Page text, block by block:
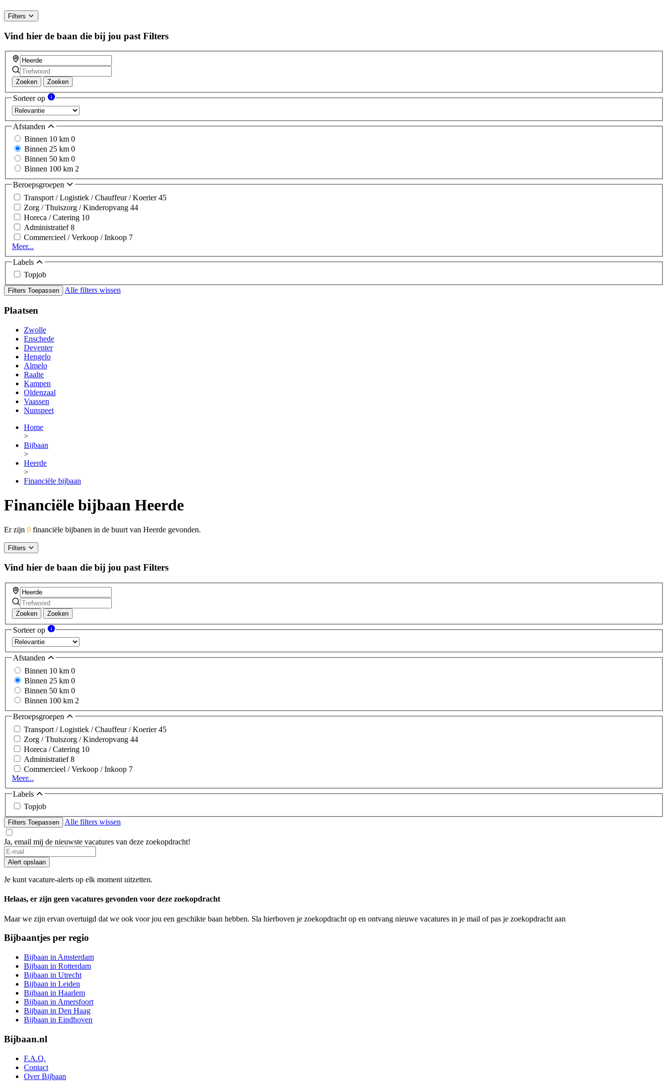
Filters
Vind hier de baan die bij jou past Filters
Zoeken Zoeken
Sorteer op
Afstanden
Binnen 10 km 0
Binnen 25 km 0
Binnen 50 km 0
Binnen 100 km 2
Beroepsgroepen
Transport / Logistiek / Chauffeur / Koerier45
Zorg / Thuiszorg / Kinderopvang 44
Horeca / Catering 10
Administratief8
Commercieel / Verkoop / Inkoop 7
Meer...
Labels
Topjob
Filters Toepassen Alle filters wissen
Plaatsen
Zwolle
Enschede
Deventer
Hengelo
Almelo
Raalte
Kampen
Oldenzaal
Vaassen
Nunspeet
Home
>
Bijbaan
>
Heerde
>
Financiële bijbaan
Financiële bijbaan Heerde
Er zijn 0 financiële bijbanen in de buurt van Heerde gevonden.
Filters
Vind hier de baan die bij jou past Filters
Zoeken Zoeken
Sorteer op
Afstanden
Binnen 10 km 0
Binnen 25 km 0
Binnen 50 km 0
Binnen 100 km 2
Beroepsgroepen
Transport / Logistiek / Chauffeur / Koerier45
Zorg / Thuiszorg / Kinderopvang 44
Horeca / Catering 10
Administratief8
Commercieel / Verkoop / Inkoop 7
Meer...
Labels
Topjob
Filters Toepassen Alle filters wissen
Ja, email mij de nieuwste vacatures van deze zoekopdracht!
Alert opslaan
Je kunt vacature-alerts op elk moment uitzetten.
Helaas, er zijn geen vacatures gevonden voor deze zoekopdracht
Maar we zijn ervan overtuigd dat we ook voor jou een geschikte baan hebben. Sla hierboven je zoekopdracht op en ontvang nieuwe vacatures in je mail of pas je zoekopdracht aan
Bijbaantjes per regio
Bijbaan in Amsterdam
Bijbaan in Rotterdam
Bijbaan in Utrecht
Bijbaan in Leiden
Bijbaan in Haarlem
Bijbaan in Amersfoort
Bijbaan in Den Haag
Bijbaan in Eindhoven
Bijbaan.nl
F.A.Q.
Contact
Over Bijbaan